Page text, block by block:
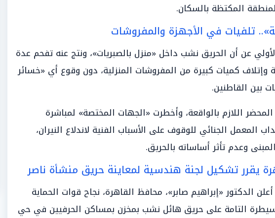
المكتظة بالسكان.
تلفيات في الأجهزة والمفروشات
عن أن الحريق نشب داخل «منزل بالصبريات»، ونتج عنه تفحم عدة
وإتلاف كميات كبيرة من المفروشات المنزلية، دون وقوع أي «خسائر
بين القاطنين.
اللازم بالواقعة، وأخطرت «الجهات المختصة» لمباشرة
المعمل الجنائي للوقوف على الأسباب الفنية لاندلاع النيران،
وعدم تأثر أساساته بالحريق.
يقرر تشكيل لجنة هندسية لمعاينة حريق منشأة ناصر
الدكتور «إبراهيم صابر»، محافظ القاهرة، نجاح قوات الحماية
التامة على حريق هائل نشب بمخزن بمساكن الحرفيين في حي